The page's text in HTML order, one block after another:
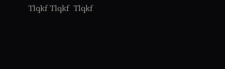
Tlqkf Tlqkf Tlqkf